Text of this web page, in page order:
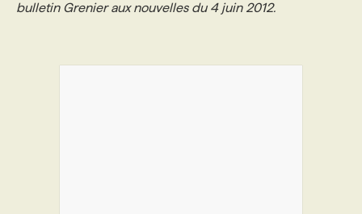
PROGRAMMES DE SUBVENTIONS
FAQ
bulletin Grenier aux nouvelles du 4 juin 2012.